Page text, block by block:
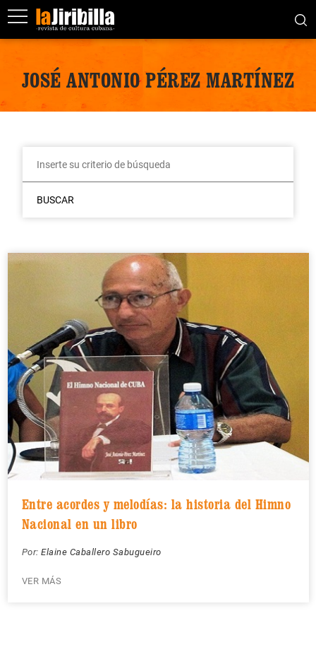
JOSÉ ANTONIO PÉREZ MARTÍNEZ
BUSCAR
Entre acordes y melodías: la historia del Himno
Nacional en un libro
Por: Elaine Caballero Sabugueiro
VER MÁS